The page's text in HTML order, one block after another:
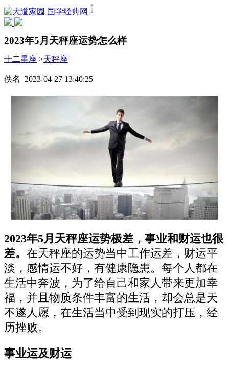
国学经典网
2023年5月天秤座运势怎么样
十二星座 >天秤座
佚名 2023-04-27 13:40:25
2023年5月天秤座运势极差，事业和财运也很
差。 在天秤座的运势当中工作运差，财运平
淡，感情运不好，有健康隐患。每个人都在
生活中奔波，为了给自己和家人带来更加幸
福，并且物质条件丰富的生活，却会总是天
不遂人愿，在生活当中受到现实的打压，经
历挫败。
事业运及财运